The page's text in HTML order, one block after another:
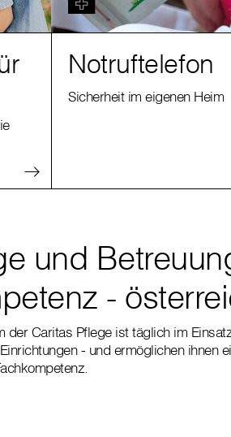
Notruftelefon
Sicherheit im eigenen Heim
und
-
der Caritas Pflege ist täglich im
- und ermöglichen ihnen